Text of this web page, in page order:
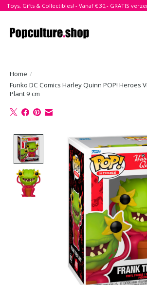
Toys, Gifts & Collectibles! - Vanaf € 30,- GRATIS
Home /
Funko DC Comics Harley Quinn POP! Heroes
Plant 9 cm
Product image slideshow